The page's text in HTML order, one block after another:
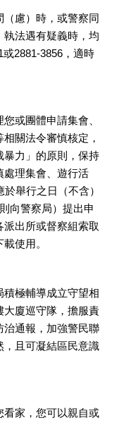
慮）時，或警察同
法遇有疑義時，均
2881-3856，適時
或團體申請集會、
關法令審慎核定，
暴力」的原則，保持
處理集會、遊行活
舉行之日（不含）
向警察局）提出申
出所或督察組索取
使用。
極輔導成立守望相
大廈巡守隊，擔服責
治通報，加強警民聯
，且可凝結區民意識
看家，您可以親自或